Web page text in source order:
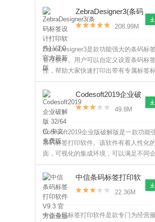
二维码。
ZebraDesigner3(条码
标签设计打印软件)
V3.0 官方最新版
208.99M
ZebraDesigner3是款功能强大的条码标
管理软件。用户可以自定义设置条码标
性，帮助大家快速打印出带有专属标签
条码。而且，软件功能界面简洁，功能
目了然，新手也能快速上手，非常好用。
Codesoft2019企业破
解版 32/64位 中文免
49.8M
Codesoft2019企业版破解版是一款功能
条码标签打印软件。该软件有着人性化
面，可视化的集成环境，可以满足不同
设计和打印需求，让我们轻松设计出满
签和条码形，而且在兼容性上也非常不错
中信条码标签打印软
件 V9.3 官方企业版
22.36M
中信条码标签打印软件是款专门为经营